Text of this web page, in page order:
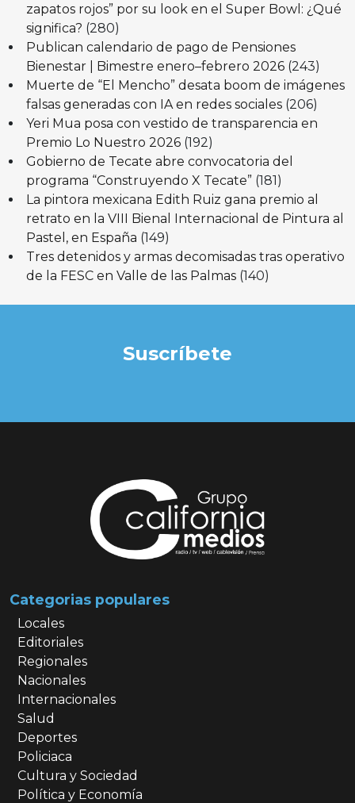
zapatos rojos” por su look en el Super Bowl: ¿Qué
significa? (280)
Publican calendario de pago de Pensiones
Bienestar | Bimestre enero–febrero 2026 (243)
Muerte de “El Mencho” desata boom de imágenes
falsas generadas con IA en redes sociales (206)
Yeri Mua posa con vestido de transparencia en
Premio Lo Nuestro 2026 (192)
Gobierno de Tecate abre convocatoria del
programa “Construyendo X Tecate” (181)
La pintora mexicana Edith Ruiz gana premio al
retrato en la VIII Bienal Internacional de Pintura al
Pastel, en España (149)
Tres detenidos y armas decomisadas tras operativo
de la FESC en Valle de las Palmas (140)
Suscríbete
Categorias populares
Locales
Editoriales
Regionales
Nacionales
Internacionales
Salud
Deportes
Policiaca
Cultura y Sociedad
Política y Economía